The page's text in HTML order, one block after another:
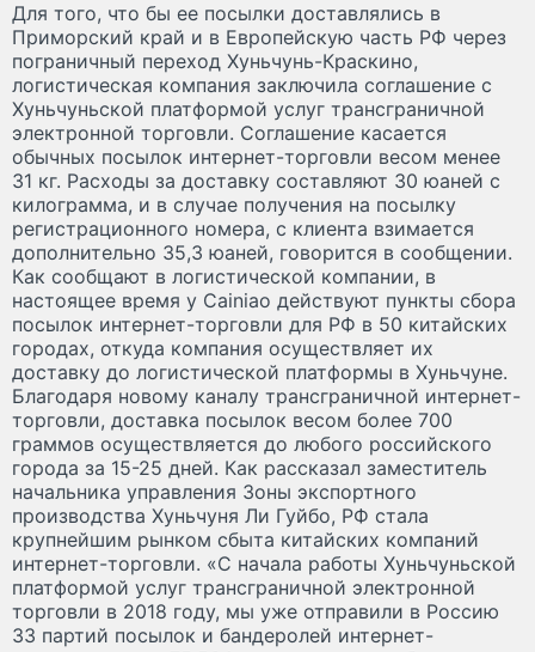
Для того, что бы ее посылки доставлялись в
Приморский край и в Европейскую часть РФ через
пограничный переход Хуньчунь-Краскино,
логистическая компания заключила соглашение с
Хуньчуньской платформой услуг трансграничной
электронной торговли. Соглашение касается
обычных посылок интернет-торговли весом менее
31 кг. Расходы за доставку составляют 30 юаней с
килограмма, и в случае получения на посылку
регистрационного номера, с клиента взимается
дополнительно 35,3 юаней, говорится в сообщении.
Как сообщают в логистической компании, в
настоящее время у Cainiao действуют пункты сбора
посылок интернет-торговли для РФ в 50 китайских
городах, откуда компания осуществляет их
доставку до логистической платформы в Хуньчуне.
Благодаря новому каналу трансграничной интернет-
торговли, доставка посылок весом более 700
граммов осуществляется до любого российского
города за 15-25 дней. Как рассказал заместитель
начальника управления Зоны экспортного
производства Хуньчуня Ли Гуйбо, РФ стала
крупнейшим рынком сбыта китайских компаний
интернет-торговли. «С начала работы Хуньчуньской
платформой услуг трансграничной электронной
торговли в 2018 году, мы уже отправили в Россию
33 партий посылок и бандеролей интернет-